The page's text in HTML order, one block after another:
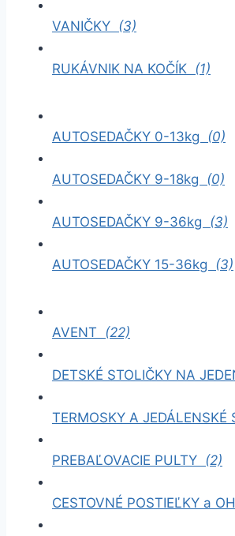
VANIČKY (3)
RUKÁVNIK NA KOČÍK (1)
AUTOSEDAČKY 0-13kg (0)
AUTOSEDAČKY 9-18kg (0)
AUTOSEDAČKY 9-36kg (3)
AUTOSEDAČKY 15-36kg (3)
AVENT (22)
DETSKÉ STOLIČKY NA
TERMOSKY A JEDÁLENSKÉ
PREBAĽOVACIE PULTY (2)
CESTOVNÉ POSTIEĽKY a